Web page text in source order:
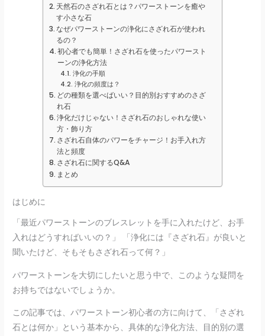
天然石のさざれ石とは？パワーストーンを癒や
す小さな石
なぜパワーストーンの浄化にさざれ石が使われ
るの？
初心者でも簡単！さざれ石を使ったパワースト
ーンの浄化方法
浄化の手順
浄化の頻度は？
どの種類を選べばいい？目的別おすすめのさざ
れ石
浄化だけじゃない！さざれ石のおしゃれな使い
方・飾り方
さざれ石自体のパワーをチャージ！お手入れ方
法と頻度
さざれ石に関するQ&A
まとめ
はじめに
「最近パワーストーンのブレスレットを手に入れたけど、お手
入れはどうすればいいの？」 「浄化には『さざれ石』が良いと
聞いたけど、そもそもさざれ石って何？」
パワーストーンを大切にしたいと思う中で、このような疑問を
お持ちではないでしょうか。
この記事では、パワーストーン初心者の方に向けて、「さざれ
石とは何か」という基本から、具体的な浄化方法、目的別の選